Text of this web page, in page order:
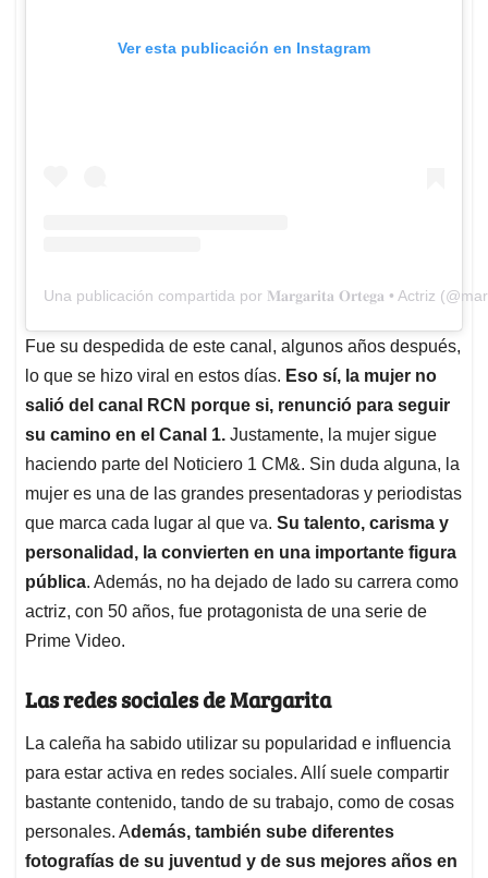
Ver esta publicación en Instagram
Una publicación compartida por 𝐌𝐚𝐫𝐠𝐚𝐫𝐢𝐭𝐚 𝐎𝐫𝐭𝐞𝐠𝐚 • Actriz
Fue su despedida de este canal, algunos años después,
lo que se hizo viral en estos días. Eso sí, la mujer no
salió del canal RCN porque si, renunció para seguir
su camino en el Canal 1. Justamente, la mujer sigue
haciendo parte del Noticiero 1 CM&. Sin duda alguna, la
mujer es una de las grandes presentadoras y periodistas
que marca cada lugar al que va. Su talento, carisma y
personalidad, la convierten en una importante figura
pública. Además, no ha dejado de lado su carrera como
actriz, con 50 años, fue protagonista de una serie de
Prime Video.
Las redes sociales de Margarita
La caleña ha sabido utilizar su popularidad e influencia
para estar activa en redes sociales. Allí suele compartir
bastante contenido, tando de su trabajo, como de cosas
personales. Además, también sube diferentes
fotografías de su juventud y de sus mejores años en